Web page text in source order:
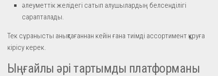
әлеуметтік желідегі сатып алушылардың белсенділігі
сарапталады.
Тек сұранысты анықтағаннан кейін ғана тиімді ассортимент құруға
кірісу керек.
Ыңғайлы әрі тартымды платформаны